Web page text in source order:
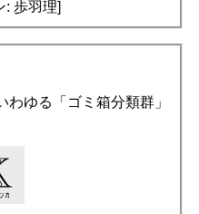
ゆる「ゴミ箱分類群」